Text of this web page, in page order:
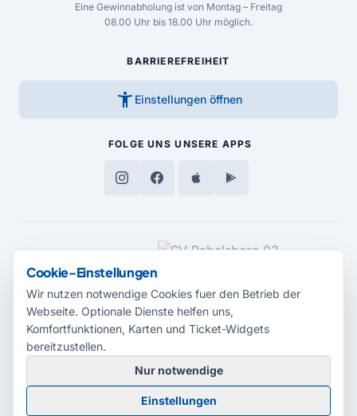
Eine Gewinnabholung ist von Montag – Freitag
08.00 Uhr bis 18.00 Uhr möglich.
BARRIEREFREIHEIT
accessibility_new Einstellungen öffnen
FOLGE UNS UNSERE APPS
MEDIENPARTNER
© 2026 Radio Potsdam. Webseite entwickelt durch dieMedienagentur
Babelsberg
Cookie-Einstellungen
Wir nutzen notwendige Cookies fuer den Betrieb der
Webseite. Optionale Dienste helfen uns,
Komfortfunktionen, Karten und Ticket-Widgets
bereitzustellen.
Nur notwendige
Einstellungen